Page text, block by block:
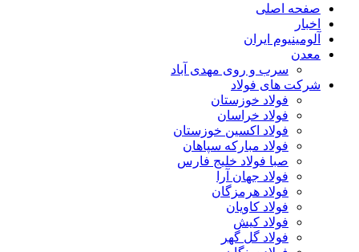
صفحه اصلی
اخبار
آلومینیوم ایران
معدن
سرب و روی مهدی آباد
شرکت های فولاد
فولاد خوزستان
فولاد خراسان
فولاد اکسین خوزستان
فولاد مبارکه سپاهان
صبا فولاد خلیج فارس
فولاد جهان آرا
فولاد هرمزگان
فولاد کاویان
فولاد کیش
فولاد گل گهر